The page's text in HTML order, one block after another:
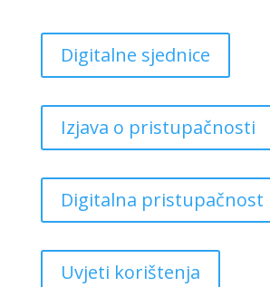
Digitalne sjednice
Izjava o pristupačnosti
Digitalna pristupačnost
Uvjeti korištenja